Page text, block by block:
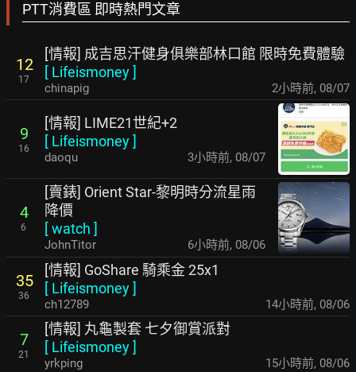
PTT消費區 即時熱門文章
12
17
[情報] 成吉思汗健身俱樂部林口館 限時免費體驗
[ Lifeismoney]
chinapig 2小時前, 08/07
9
16
[情報] LIME21世紀+2
[ Lifeismoney]
daoqu 3小時前, 08/07
4
6
[賣錶] Orient Star-黎明時分流星雨
降價
[watch ]
JohnTitor 6小時前, 08/06
35
36
[情報] GoShare 騎乘金 25x1
[ Lifeismoney]
ch12789 14小時前, 08/06
7
21
[情報] 丸龜製套 七夕御賞派對
[ Lifeismoney]
yrkping 15小時前, 08/06